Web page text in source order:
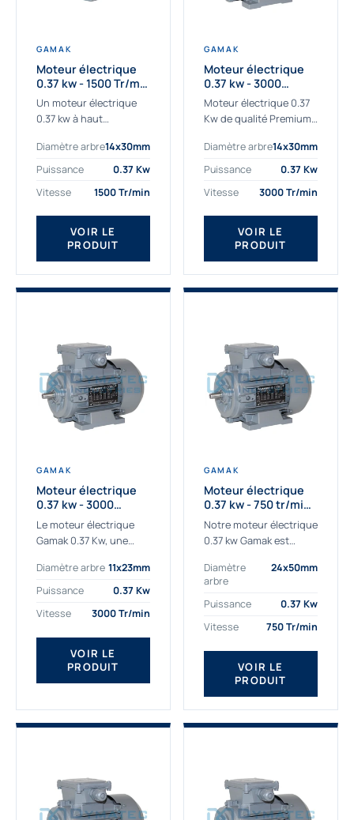
GAMAK
Moteur électrique
0.37 kw - 1500 Tr/min
- 230/400V - IE2
Un moteur électrique
0.37 kw à haut
applications les plus
exigeantes.
kw de référence
AGM2EL 71 M 4b...
Diamètre arbre14x30mm
Puissance
0.37 Kw
Vitesse
1500 Tr/min
VOIR LE
PRODUIT
GAMAK
Moteur électrique
0.37 kw - 3000
Tr/min - 230/400V -
IE2
Moteur électrique 0.37
Kw de qualité Premium,
application. Notre
gamme de moteurs
exclusivement
fabriquée...
Diamètre arbre14x30mm
Puissance
0.37 Kw
Vitesse
3000 Tr/min
VOIR LE
PRODUIT
GAMAK
Moteur électrique
0.37 kw - 3000
Tr/min - 230/400v -
Taille 63 - IE2
Le moteur électrique
Gamak 0.37 Kw, une
adaptée à tous types
de machines. Le
triphasé 0.37Kw Gamak
à...
Diamètre arbre 11x23mm
Puissance
0.37 Kw
Vitesse
3000 Tr/min
VOIR LE
PRODUIT
GAMAK
Moteur électrique
0.37 kw - 750 tr/min -
230/400V - IE2
Notre moteur électrique
0.37 kw Gamak est
aux applications
sévères. Nous
déterminons,
fournissons
des moteurs
asynchrones depuis de
nombreuses années....
Diamètre
arbre
24x50mm
Puissance
0.37 Kw
Vitesse
750 Tr/min
VOIR LE
PRODUIT